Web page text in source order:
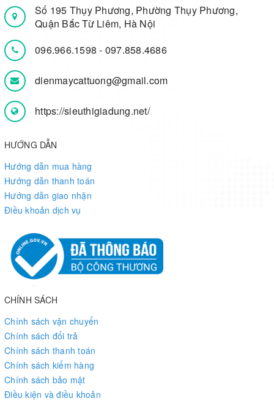
Số 195 Thụy Phương, Phường Thụy Phương,
Quận Bắc Từ Liêm, Hà Nội
096.966.1598- 097.858.4686
dienmaycattuong@gmail.com
https://sieuthigiadung.net/
HƯỚNG DẪN
Hướng dẫn mua hàng
Hướng dẫn thanh toán
Hướng dẫn giao nhận
Điều khoản dịch vụ
CHÍNH SÁCH
Chính sách vận chuyển
Chính sách đổi trả
Chính sách thanh toán
Chính sách kiểm hàng
Chính sách bảo mật
Điều kiện và điều khoản